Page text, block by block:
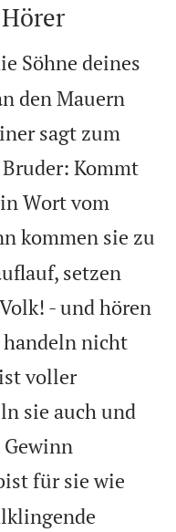
Söhne deines
den Mauern
sagt zum
Kommt
Wort vom
kommen sie zu
setzen
- und hören
handeln nicht
voller
sie auch und
für sie wie